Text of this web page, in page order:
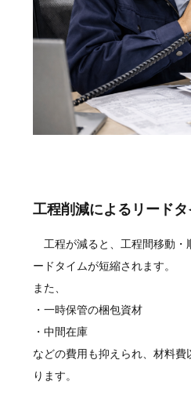
工程削減によるリード
工程が減ると、工程間移動・
ードタイムが短縮されます。
また、
・一時保管の梱包資材
・中間在庫
などの費用も抑えられ、材料
ります。